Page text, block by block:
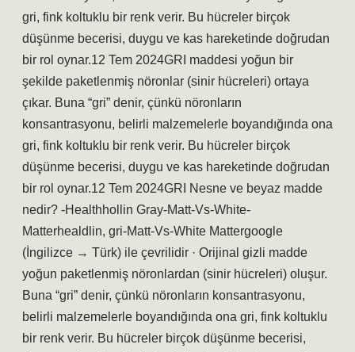
gri, fink koltuklu bir renk verir. Bu hücreler birçok
düşünme becerisi, duygu ve kas hareketinde doğrudan
bir rol oynar.12 Tem 2024GRI maddesi yoğun bir
şekilde paketlenmiş nöronlar (sinir hücreleri) ortaya
çıkar. Buna “gri” denir, çünkü nöronların
konsantrasyonu, belirli malzemelerle boyandığında ona
gri, fink koltuklu bir renk verir. Bu hücreler birçok
düşünme becerisi, duygu ve kas hareketinde doğrudan
bir rol oynar.12 Tem 2024GRI Nesne ve beyaz madde
nedir? -Healthhollin Gray-Matt-Vs-White-
Matterhealdlin, gri-Matt-Vs-White Mattergoogle
(İngilizce → Türk) ile çevrilidir · Orijinal gizli madde
yoğun paketlenmiş nöronlardan (sinir hücreleri) oluşur.
Buna “gri” denir, çünkü nöronların konsantrasyonu,
belirli malzemelerle boyandığında ona gri, fink koltuklu
bir renk verir. Bu hücreler birçok düşünme becerisi,